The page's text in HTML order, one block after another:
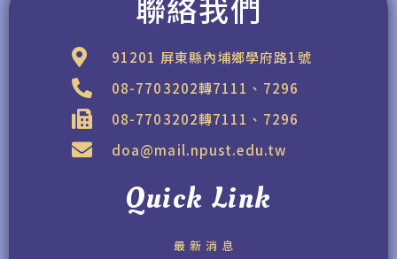
91201 屏東縣內埔鄉學府路1號
08-7703202轉7111、7296
08-7703202轉7111、7296
doa@mail.npust.edu.tw
Quick Link
最新消息